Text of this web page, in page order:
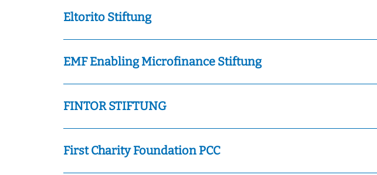
Eltorito Stiftung
EMF Enabling Microfinance Stiftung
FINTOR STIFTUNG
First Charity Foundation PCC